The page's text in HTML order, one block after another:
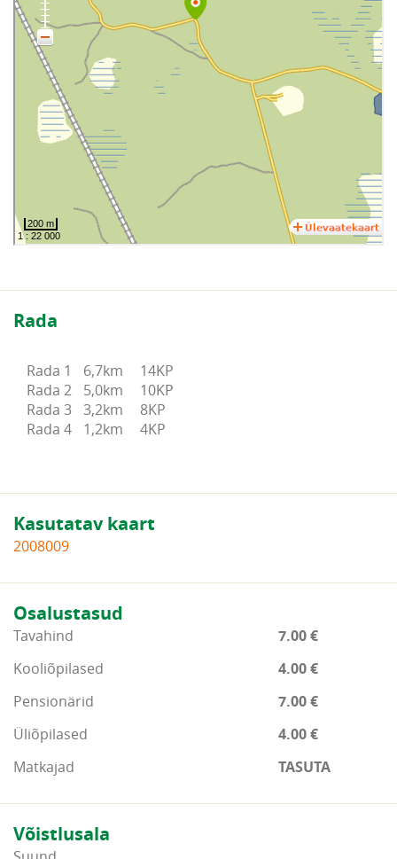
Rada
Rada 1	6,7km	14KP
Rada 2	5,0km	10KP
Rada 3	3,2km	8KP
Rada 4	1,2km	4KP
Kasutatav kaart
2008009
Osalustasud
Tavahind
7.00 €
Kooliõpilased
4.00 €
Pensionärid
7.00 €
Üliõpilased
4.00 €
Matkajad
TASUTA
Võistlusala